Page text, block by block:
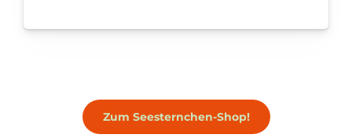
Zum Seesternchen-Shop!